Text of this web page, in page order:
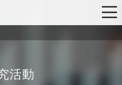
活動